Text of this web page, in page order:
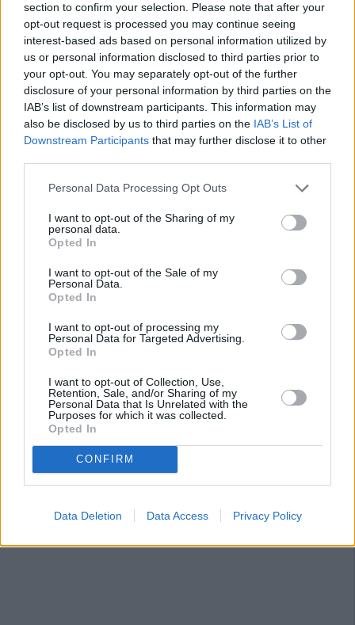
section to confirm your selection. Please note that after your
opt-out request is processed you may continue seeing
interest-based ads based on personal information utilized by
us or personal information disclosed to third parties prior to
your opt-out. You may separately opt-out of the further
disclosure of your personal information by third parties on the
IAB’s list of downstream participants. This information may
also be disclosed by us to third parties on the IAB’s List of
Downstream Participants that may further disclose it to other
Personal Data Processing Opt Outs
I want to opt-out of the Sharing of my
personal data.
Opted In
I want to opt-out of the Sale of my
Personal Data.
Opted In
I want to opt-out of processing my
Personal Data for Targeted Advertising.
Opted In
I want to opt-out of Collection, Use,
Retention, Sale, and/or Sharing of my
Personal Data that Is Unrelated with the
Purposes for which it was collected.
Opted In
CONFIRM
Data Deletion Data Access Privacy Policy